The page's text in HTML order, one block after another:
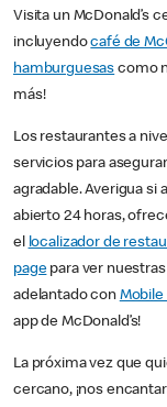
Visita un McDonald’s
incluyendocafé de
hamburguesas como
más!
Los restaurantes a
servicios para
agradable. Averigua si
abierto 24 horas,
el localizador de
pagepara ver
adelantado con Mobile
app de McDonald’s!
La próxima vez que
cercano, ¡nos